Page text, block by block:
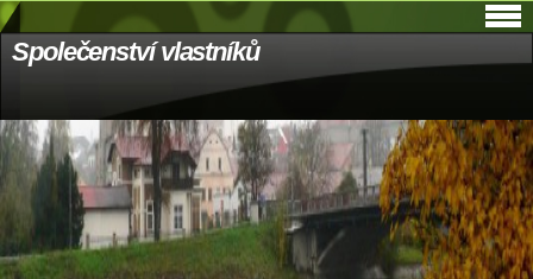
Společenství vlastníků